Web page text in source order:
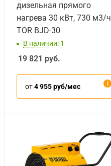
дизельная прямого
нагрева 30 кВт, 730 м3/ч
TOR BJD-30
В наличии: 1
19 821 руб.
от4 955 руб/мес